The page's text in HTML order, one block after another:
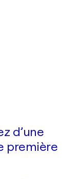
d’une
première